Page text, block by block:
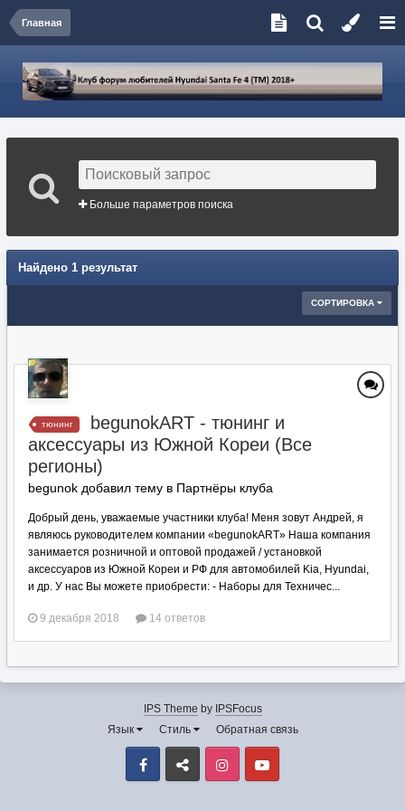
Главная
Больше параметров поиска
Найдено 1 результат
СОРТИРОВКА
тюнинг
begunokART - тюнинг и
аксессуары из Южной Кореи (Все
регионы)
begunok добавил тему в Партнёры клуба
Добрый день, уважаемые участники клуба! Меня зовут Андрей, я
являюсь руководителем компании «begunokART» Наша компания
занимается розничной и оптовой продажей / установкой
аксессуаров из Южной Кореи и РФ для автомобилей Kia, Hyundai,
и др. У нас Вы можете приобрести: - Наборы для Техничес...
9 декабря 2018 14 ответов
IPS Theme by IPSFocus
Язык
Стиль Обратная связь
Facebook VK Instagram